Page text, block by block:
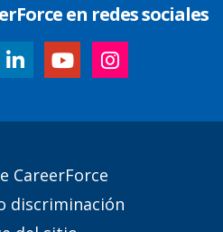
en redes sociales
CareerForce
discriminación